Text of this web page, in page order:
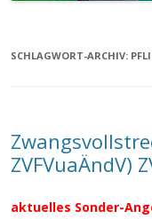
SCHLAGWORT-ARCHIV:
ZVFVuaÄndV)
aktuelles Sonder-